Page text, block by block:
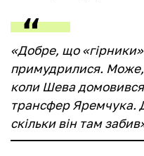
«Добре, що
примудрилися. Може,
коли Шева
трансфер Яремчука.
скільки він там